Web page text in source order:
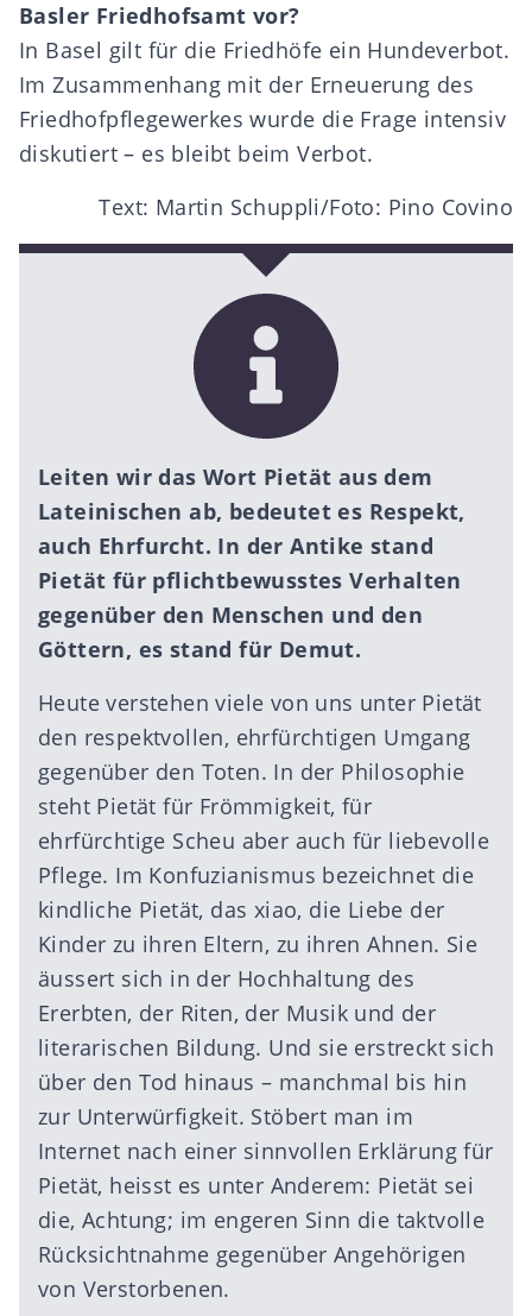
Basler Friedhofsamt vor?
In Basel gilt für die Friedhöfe ein Hundeverbot.
Im Zusammenhang mit der Erneuerung des
Friedhofpflegewerkes wurde die Frage intensiv
diskutiert – es bleibt beim Verbot.
Text: Martin Schuppli/Foto: Pino Covino
Leiten wir das Wort Pietät aus dem
Lateinischen ab, bedeutet es Respekt,
auch Ehrfurcht. In der Antike stand
Pietät für pflichtbewusstes Verhalten
gegenüber den Menschen und den
Göttern, es stand für Demut.
Heute verstehen viele von uns unter Pietät
den respektvollen, ehrfürchtigen Umgang
gegenüber den Toten. In der Philosophie
steht Pietät für Frömmigkeit, für
ehrfürchtige Scheu aber auch für liebevolle
Pflege. Im Konfuzianismus bezeichnet die
kindliche Pietät, das xiao, die Liebe der
Kinder zu ihren Eltern, zu ihren Ahnen. Sie
äussert sich in der Hochhaltung des
Ererbten, der Riten, der Musik und der
literarischen Bildung. Und sie erstreckt sich
über den Tod hinaus – manchmal bis hin
zur Unterwürfigkeit. Stöbert man im
Internet nach einer sinnvollen Erklärung für
Pietät, heisst es unter Anderem: Pietät sei
die, Achtung; im engeren Sinn die taktvolle
Rücksichtnahme gegenüber Angehörigen
von Verstorbenen.